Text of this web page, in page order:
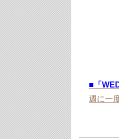
■ 「
週に一